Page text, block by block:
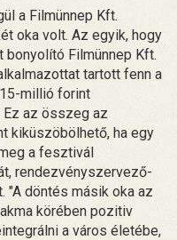
a Filmünnep Kft.
oka volt. Az egyik, hogy
Filmünnep Kft.
tartott fenn a
millió forint
az összeg az
kiküszöbölhető, ha egy
a fesztivál
rendezvényszervező-
"A döntés másik oka az
körében pozitiv
a város életébe,